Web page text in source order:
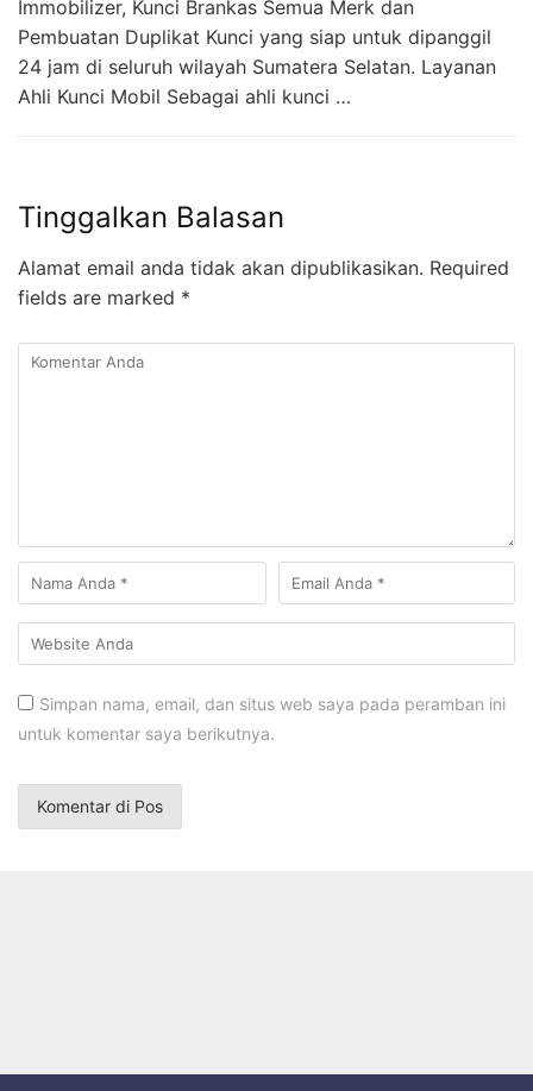
Immobilizer, Kunci Brankas Semua Merk dan
Pembuatan Duplikat Kunci yang siap untuk dipanggil
24 jam di seluruh wilayah Sumatera Selatan. Layanan
Ahli Kunci Mobil Sebagai ahli kunci …
Tinggalkan Balasan
Alamat email anda tidak akan dipublikasikan. Required
fields are marked *
Simpan nama, email, dan situs web saya pada peramban ini
untuk komentar saya berikutnya.